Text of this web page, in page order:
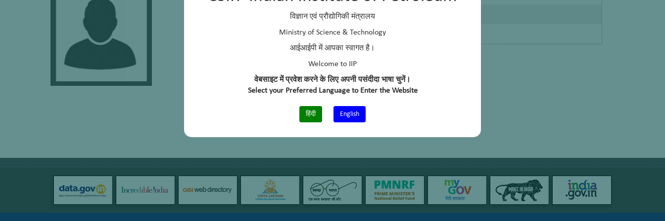
विज्ञान एवं प्रौद्योगिकी मंत्रालय
Ministry of Science & Technology
आईआईपी में आपका स्वागत है।
Welcome to IIP
वेबसाइट में प्रवेश करने के लिए अपनी पसंदीदा भाषा चुनें।
Select your Preferred Language to Enter the Website
हिंदी English
+91-135 2525798
–